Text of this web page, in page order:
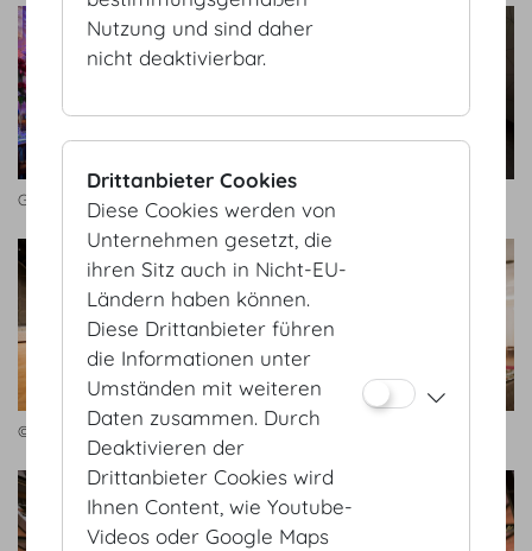
Großer Redoutensaal
© Hofburg Vienna © Hofburg Vienna
Nutzung und sind daher
nicht deaktivierbar.
Drittanbieter Cookies
Diese Cookies werden von
Unternehmen gesetzt, die
ihren Sitz auch in Nicht-EU-
Ländern haben können.
Diese Drittanbieter führen
die Informationen unter
Umständen mit weiteren
Daten zusammen. Durch
Deaktivieren der
Drittanbieter Cookies wird
Ihnen Content, wie Youtube-
Videos oder Google Maps